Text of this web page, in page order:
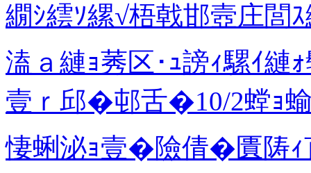
繝ｼ繧ｿ縲√梧戟邯壼庄
溘ａ縺ｮ莠区･ｭ謗ｨ騾ｲ縺
壹ｒ邱�邨舌�10/2螳ｮ
悽蜊泌ｮ壹�險倩�匱陦